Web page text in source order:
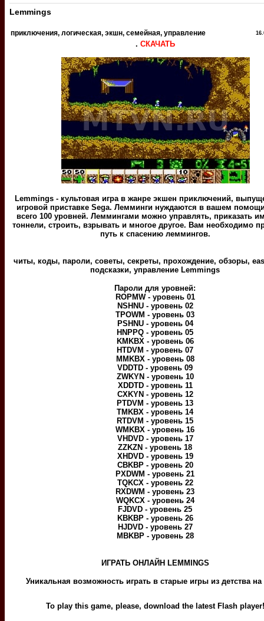
Lemmings
приключения, логическая, экшн, семейная, управление
. СКАЧАТЬ
Lemmings - культовая игра в жанре экшен приключений,
игровой приставке Sega. Лемминги нуждаются в вашем
всего 100 уровней. Леммингами можно управлять, приказать
тоннели, строить, взрывать и многое другое. Вам необходимо
путь к спасению леммингов.
читы, коды, пароли, советы, секреты, прохождение, обзоры,
подсказки, управление Lemmings
Пароли для уровней:
ROPMW - уровень 01
NSHNU - уровень 02
TPOWM - уровень 03
PSHNU - уровень 04
HNPPQ - уровень 05
KMKBX - уровень 06
HTDVM - уровень 07
MMKBX - уровень 08
VDDTD - уровень 09
ZWKYN - уровень 10
XDDTD - уровень 11
CXKYN - уровень 12
PTDVM - уровень 13
TMKBX - уровень 14
RTDVM - уровень 15
WMKBX - уровень 16
VHDVD - уровень 17
ZZKZN - уровень 18
XHDVD - уровень 19
CBKBP - уровень 20
PXDWM - уровень 21
TQKCX - уровень 22
RXDWM - уровень 23
WQKCX - уровень 24
FJDVD - уровень 25
KBKBP - уровень 26
HJDVD - уровень 27
MBKBP - уровень 28
ИГРАТЬ ОНЛАЙН LEMMINGS
Уникальная возможность играть в старые игры из детства на
To play this game, please, download the latest Flash player!